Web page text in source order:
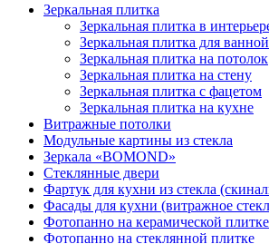
Зеркальная плитка
Зеркальная плитка в
Зеркальная плитка для ванной
Зеркальная плитка на потолок
Зеркальная плитка на стену
Зеркальная плитка с фацетом
Зеркальная плитка на кухне
Витражные потолки
Модульные картины из стекла
Зеркала «BOMOND»
Стеклянные двери
Фартук для кухни из стекла
Фасады для кухни (витражное
Фотопанно на керамической плитке
Фотопанно на стеклянной плитке